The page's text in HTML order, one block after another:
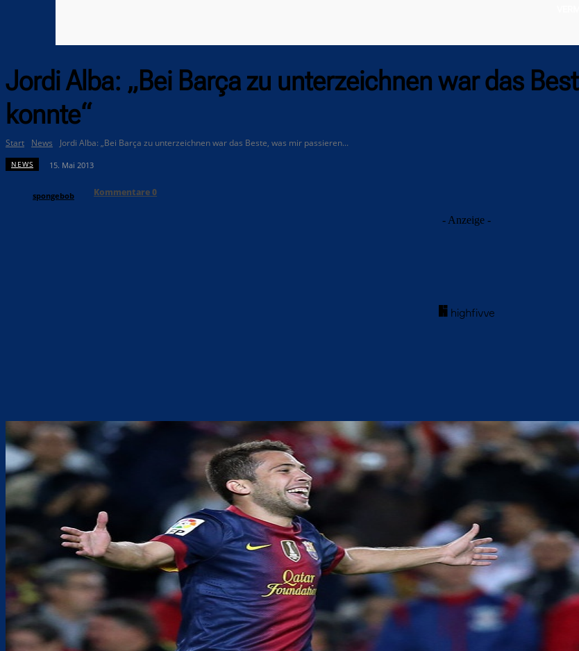
Jordi Alba: „Bei Barça zu unterzeichnen war das
konnte“
Start News Jordi Alba: „Bei Barça zu unterzeichnen war das Beste, was mir passieren...
NEWS 15. Mai 2013
spongebob Kommentare0
- Anzeige -